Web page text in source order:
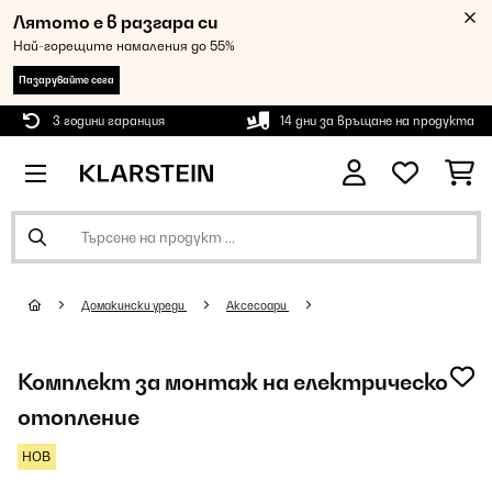
Лятото е в разгара си
Най-горещите намаления до 55%
Пазарувайте сега
3 години гаранция 14 дни за връщане на продукта
Домакински уреди Аксесоари
Комплект за монтаж на електрическо
отопление
НОВ